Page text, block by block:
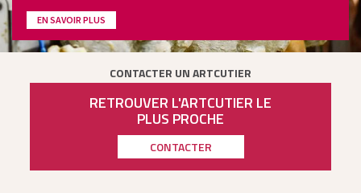
EN SAVOIR PLUS
CONTACTER UN ARTCUTIER
RETROUVER L'ARTCUTIER LE
PLUS PROCHE
CONTACTER